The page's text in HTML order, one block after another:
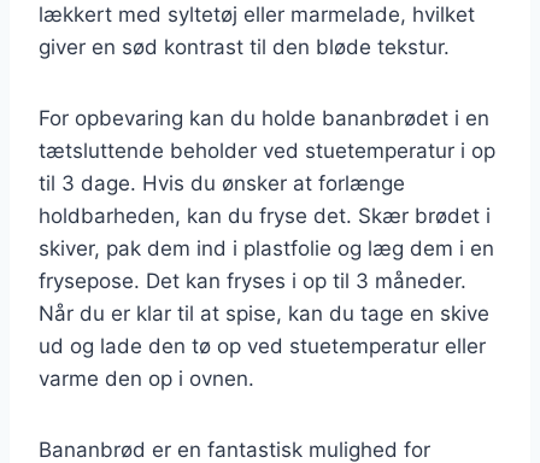
lækkert med syltetøj eller marmelade, hvilket
giver en sød kontrast til den bløde tekstur.
For opbevaring kan du holde bananbrødet i en
tætsluttende beholder ved stuetemperatur i op
til 3 dage. Hvis du ønsker at forlænge
holdbarheden, kan du fryse det. Skær brødet i
skiver, pak dem ind i plastfolie og læg dem i en
frysepose. Det kan fryses i op til 3 måneder.
Når du er klar til at spise, kan du tage en skive
ud og lade den tø op ved stuetemperatur eller
varme den op i ovnen.
Bananbrød er en fantastisk mulighed for